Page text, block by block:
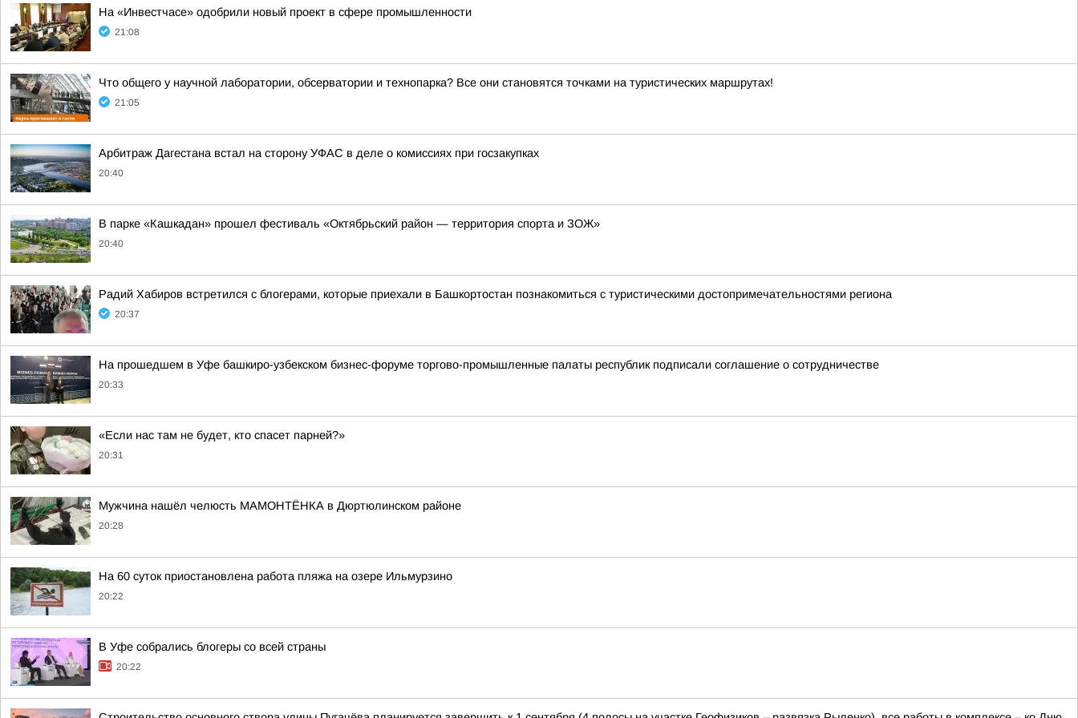
На «Инвестчасе» одобрили новый проект в сфере промышленности
21:08
Что общего у научной лаборатории, обсерватории и технопарка? Все они становятся точками на туристических маршрутах!
21:05
Арбитраж Дагестана встал на сторону УФАС в деле о комиссиях при госзакупках
20:40
В парке «Кашкадан» прошел фестиваль «Октябрьский район — территория спорта и ЗОЖ»
20:40
Радий Хабиров встретился с блогерами, которые приехали в Башкортостан познакомиться с туристическими достопримечательностями региона
20:37
На прошедшем в Уфе башкиро-узбекском бизнес-форуме торгово-промышленные палаты республик подписали соглашение о сотрудничестве
20:33
«Если нас там не будет, кто спасет парней?»
20:31
Мужчина нашёл челюсть МАМОНТЁНКА в Дюртюлинском районе
20:28
На 60 суток приостановлена работа пляжа на озере Ильмурзино
20:22
В Уфе собрались блогеры со всей страны
20:22